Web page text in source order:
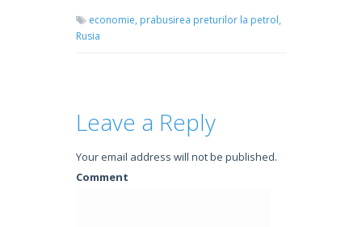
economie, prabusirea preturilor la petrol,
Rusia
Leave a Reply
Your email address will not be published.
Comment